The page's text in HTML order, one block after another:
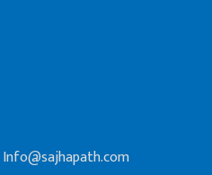
Info@sajhapath.com